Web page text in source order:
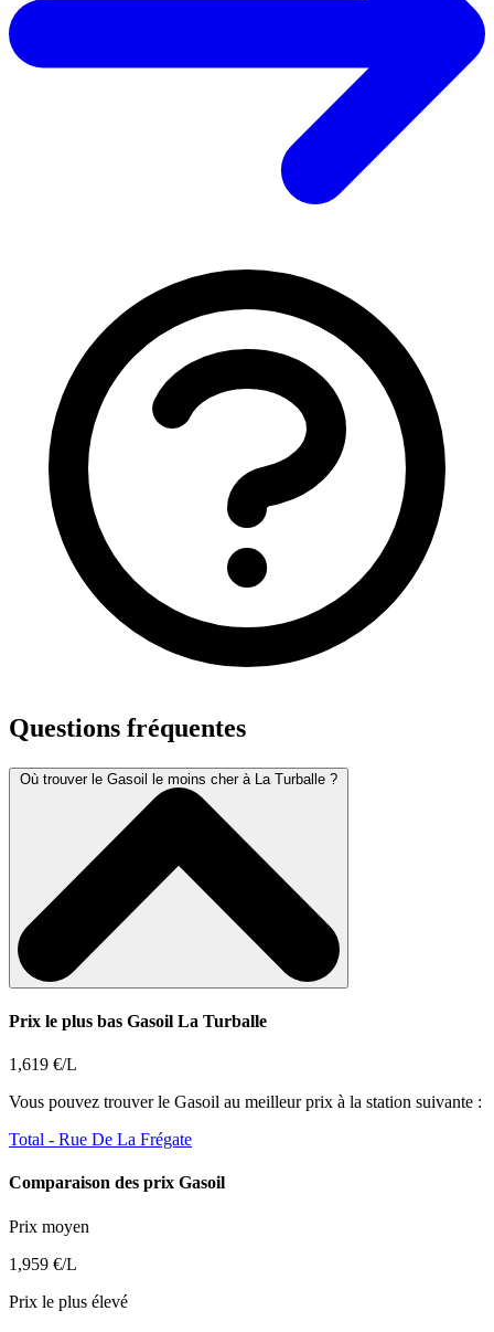
Questions fréquentes
Où trouver le Gasoil le moins cher à La Turballe ?
Prix le plus bas Gasoil La Turballe
1,619 €/L
Vous pouvez trouver le Gasoil au meilleur prix à la station suivante :
Total - Rue De La Frégate
Comparaison des prix Gasoil
Prix moyen
1,959 €/L
Prix le plus élevé